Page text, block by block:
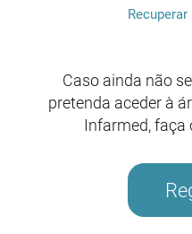
Caso ainda não
pretenda aceder à
Infarmed, faça